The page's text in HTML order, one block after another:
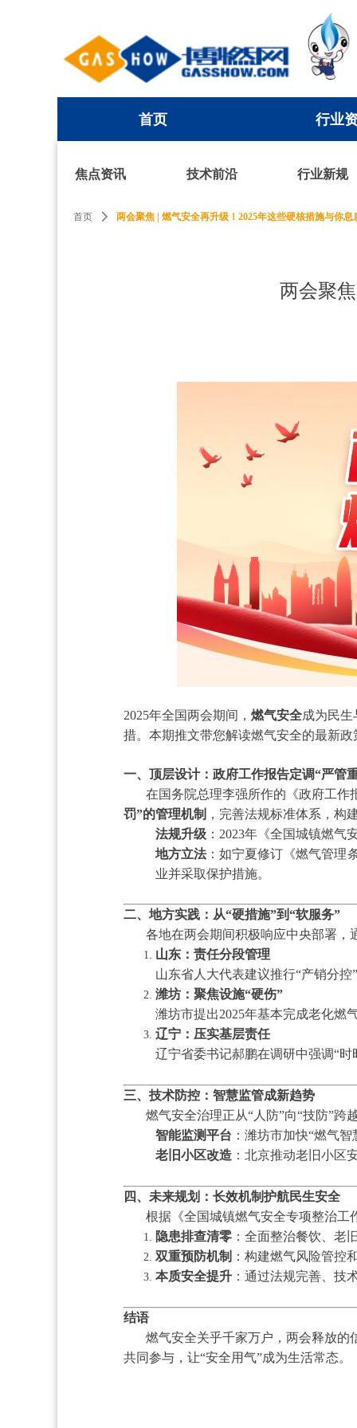
首页 行业
行业
焦点资讯 技术前沿 行业新规
首页 ꄲ 两会聚焦 | 燃气安全再升级！2025年这些硬核措施与你息
两会聚
2025年全国两会期间， 燃气安全成为民
措。本期推文带您解读燃气安全的最新
一、顶层设计：政府工作报告定调“严管
在国务院总理李强所作的《政府工作
罚”的管理机制 ，完善法规标准体系，构
法规升级 ：2023年《全国城镇燃
地方立法：如宁夏修订《燃气管理
业并采取保护措施。
二、地方实践：从“硬措施”到“软服务”
各地在两会期间积极响应中央部署，
山东：责任分段管理
山东省人大代表建议推行“产销分
潍坊：聚焦设施“硬伤”
潍坊市提出2025年基本完成老化燃
辽宁：压实基层责任
辽宁省委书记郝鹏在调研中强调“
三、技术防控：智慧监管成新趋势
燃气安全治理正从“人防”向“技防”跨
智能监测平台 ：潍坊市加快“燃气
老旧小区改造 ：北京推动老旧小区
四、未来规划：长效机制护航民生安全
根据《全国城镇燃气安全专项整治工
隐患排查清零 ：全面整治餐饮、老
双重预防机制 ：构建燃气风险管控
本质安全提升 ：通过法规完善、技
结语
燃气安全关乎千家万户，两会释放的
共同参与，让“安全用气”成为生活常态。